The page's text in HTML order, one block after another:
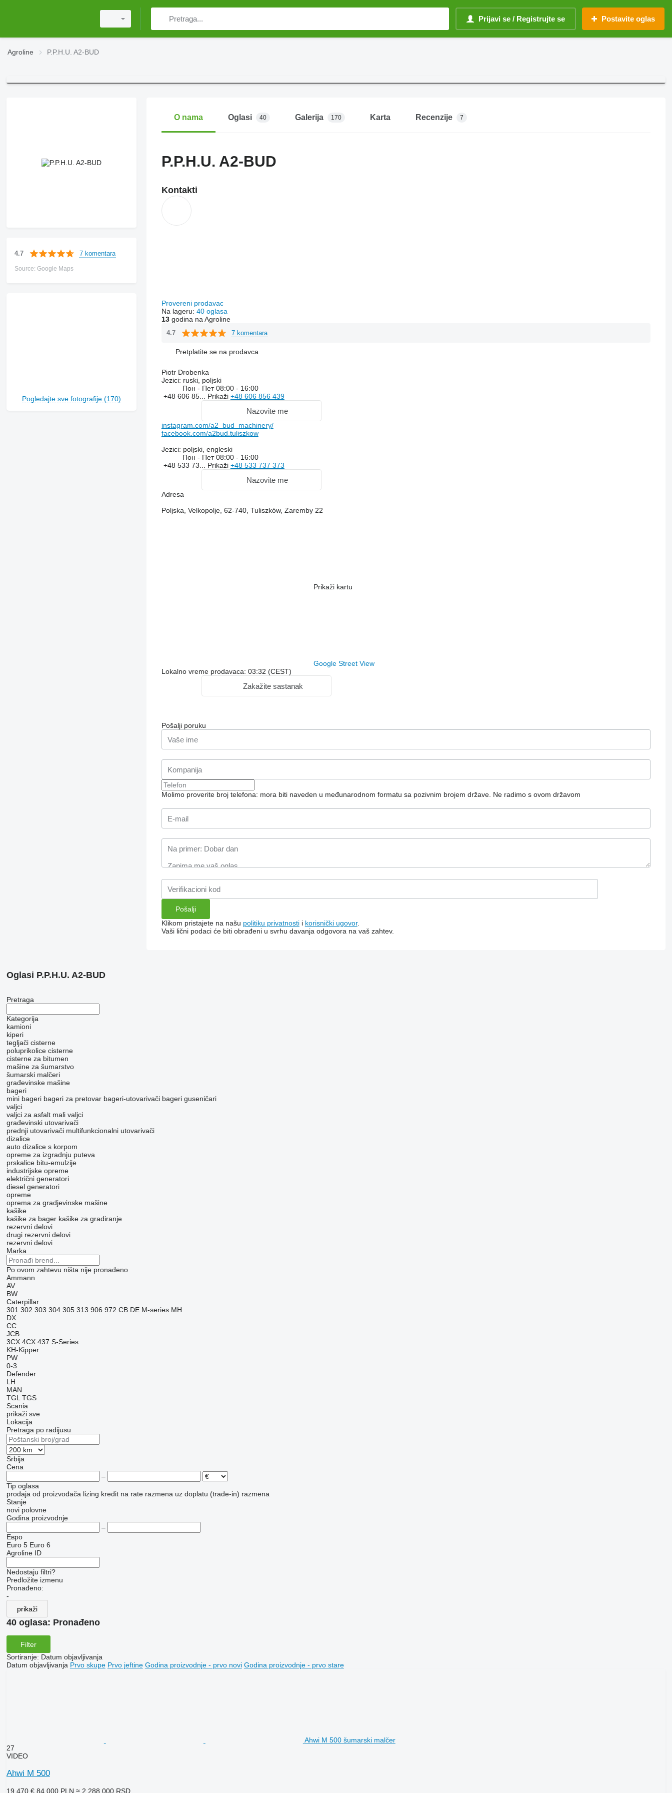
Prijavi se / Registrujte se Postavite oglas
Agroline P.P.H.U. A2-BUD
4.7 7 komentara
Source: Google Maps
Pogledajte sve fotografije (170)
O nama Oglasi 40 Galerija 170 Karta Recenzije 7
P.P.H.U. A2-BUD
Kontakti
Provereni prodavac
Na lageru: 40 oglasa
13godina na Agroline
4.7 7 komentara
Pretplatite se na prodavca
Piotr Drobenka
Jezici: ruski, poljski
Пон - Пет08:00 - 16:00
+48 606 85... Prikaži +48 606 856 439
Nazovite me
instagram.com/a2_bud_machinery/
facebook.com/a2bud.tuliszkow
Jezici: poljski, engleski
Пон - Пет08:00 - 16:00
+48 533 73... Prikaži +48 533 737 373
Nazovite me
Adresa
Poljska, Velkopolje, 62-740, Tuliszków, Zaremby 22
Prikaži kartu
Google Street View
Lokalno vreme prodavaca: 03:32 (CEST)
Zakažite sastanak
Pošalji poruku
Molimo proverite broj telefona: mora biti naveden u međunarodnom formatu sa pozivnim brojem države. Ne radimo s ovom državom
Klikom pristajete na našu politiku privatnostii korisnički ugovor.
Vaši lični podaci će biti obrađeni u svrhu davanja odgovora na vaš zahtev.
Oglasi P.P.H.U. A2-BUD
Pretraga
Kategorija
kamioni
kiperi
tegljači cisterne
poluprikolice cisterne
cisterne za bitumen
mašine za šumarstvo
šumarski malčeri
građevinske mašine
bageri
mini bageri bageri za pretovar bageri-utovarivači bageri guseničari
valjci
valjci za asfalt mali valjci
građevinski utovarivači
prednji utovarivači multifunkcionalni utovarivači
dizalice
auto dizalice s korpom
opreme za izgradnju puteva
prskalice bitu-emulzije
industrijske opreme
električni generatori
diesel generatori
opreme
oprema za gradjevinske mašine
kašike
kašike za bager kašike za gradiranje
rezervni delovi
drugi rezervni delovi
rezervni delovi
Marka
Po ovom zahtevu ništa nije pronađeno
Ammann
AV
BW
Caterpillar
301 302 303 304 305 313 906 972 CB DE M-series MH
DX
CC
JCB
3CX 4CX 437 S-Series
KH-Kipper
PW
0-3
Defender
LH
MAN
TGL TGS
Scania
prikaži sve
Lokacija
Pretraga po radijusu
Srbija
Cena
–
Tip oglasa
prodaja od proizvođača lizing kredit na rate razmena uz doplatu (trade-in) razmena
Stanje
novi polovne
Godina proizvodnje
–
Евро
Euro 5 Euro 6
Agroline ID
Nedostaju filtri?
Predložite izmenu
Pronađeno:
-
prikaži
40 oglasa: Pronađeno
Filter
Sortiranje: Datum objavljivanja
Datum objavljivanja Prvo skupe Prvo jeftine Godina proizvodnje - prvo novi Godina proizvodnje - prvo stare
Ahwi M 500 šumarski malčer
27
VIDEO
Ahwi M 500
19.470 € 84.000 PLN ≈ 2.288.000 RSD